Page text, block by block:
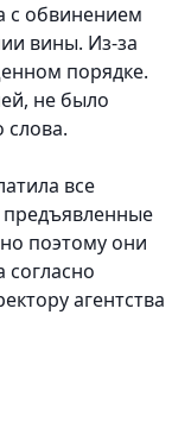
с обвинением
вины. Из-за
порядке.
не было
слова.
все
поэтому они
агентства